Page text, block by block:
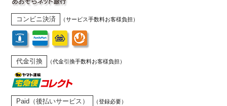
コンビニ決済 （サービス手数料お客様負担）
代金引換 （代金引換手数料お客様負担）
Paid（後払いサービス） （登録必要）